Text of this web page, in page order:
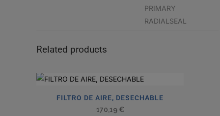
PRIMARY
RADIALSEAL
Related products
FILTRO DE AIRE, DESECHABLE
170,19 €